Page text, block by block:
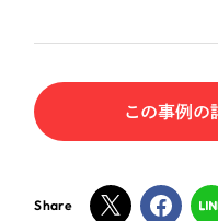
この事例の
Share